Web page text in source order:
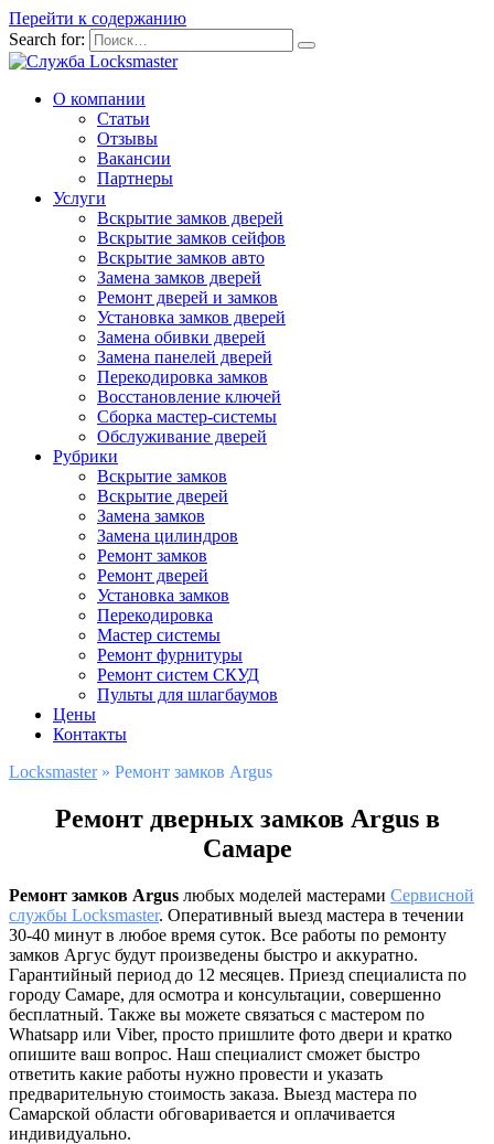
Перейти к содержанию
Search for:
О компании
Статьи
Отзывы
Вакансии
Партнеры
Услуги
Вскрытие замков дверей
Вскрытие замков сейфов
Вскрытие замков авто
Замена замков дверей
Ремонт дверей и замков
Установка замков дверей
Замена обивки дверей
Замена панелей дверей
Перекодировка замков
Восстановление ключей
Сборка мастер-системы
Обслуживание дверей
Рубрики
Вскрытие замков
Вскрытие дверей
Замена замков
Замена цилиндров
Ремонт замков
Ремонт дверей
Установка замков
Перекодировка
Мастер системы
Ремонт фурнитуры
Ремонт систем СКУД
Пульты для шлагбаумов
Цены
Контакты
Locksmaster» Ремонт замков Argus
Ремонт дверных замков Argus в
Самаре
Ремонт замков Argus любых моделей мастерами Сервисной
службы Locksmaster. Оперативный выезд мастера в течении
30-40 минут в любое время суток. Все работы по ремонту
замков Аргус будут произведены быстро и аккуратно.
Гарантийный период до 12 месяцев. Приезд специалиста по
городу Самаре, для осмотра и консультации, совершенно
бесплатный. Также вы можете связаться с мастером по
Whatsapp или Viber, просто пришлите фото двери и кратко
опишите ваш вопрос. Наш специалист сможет быстро
ответить какие работы нужно провести и указать
предварительную стоимость заказа. Выезд мастера по
Самарской области обговаривается и оплачивается
индивидуально.